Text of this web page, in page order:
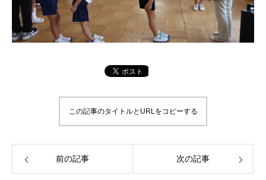
この記事のタイトルとURLをコピーする
前の記事 次の記事